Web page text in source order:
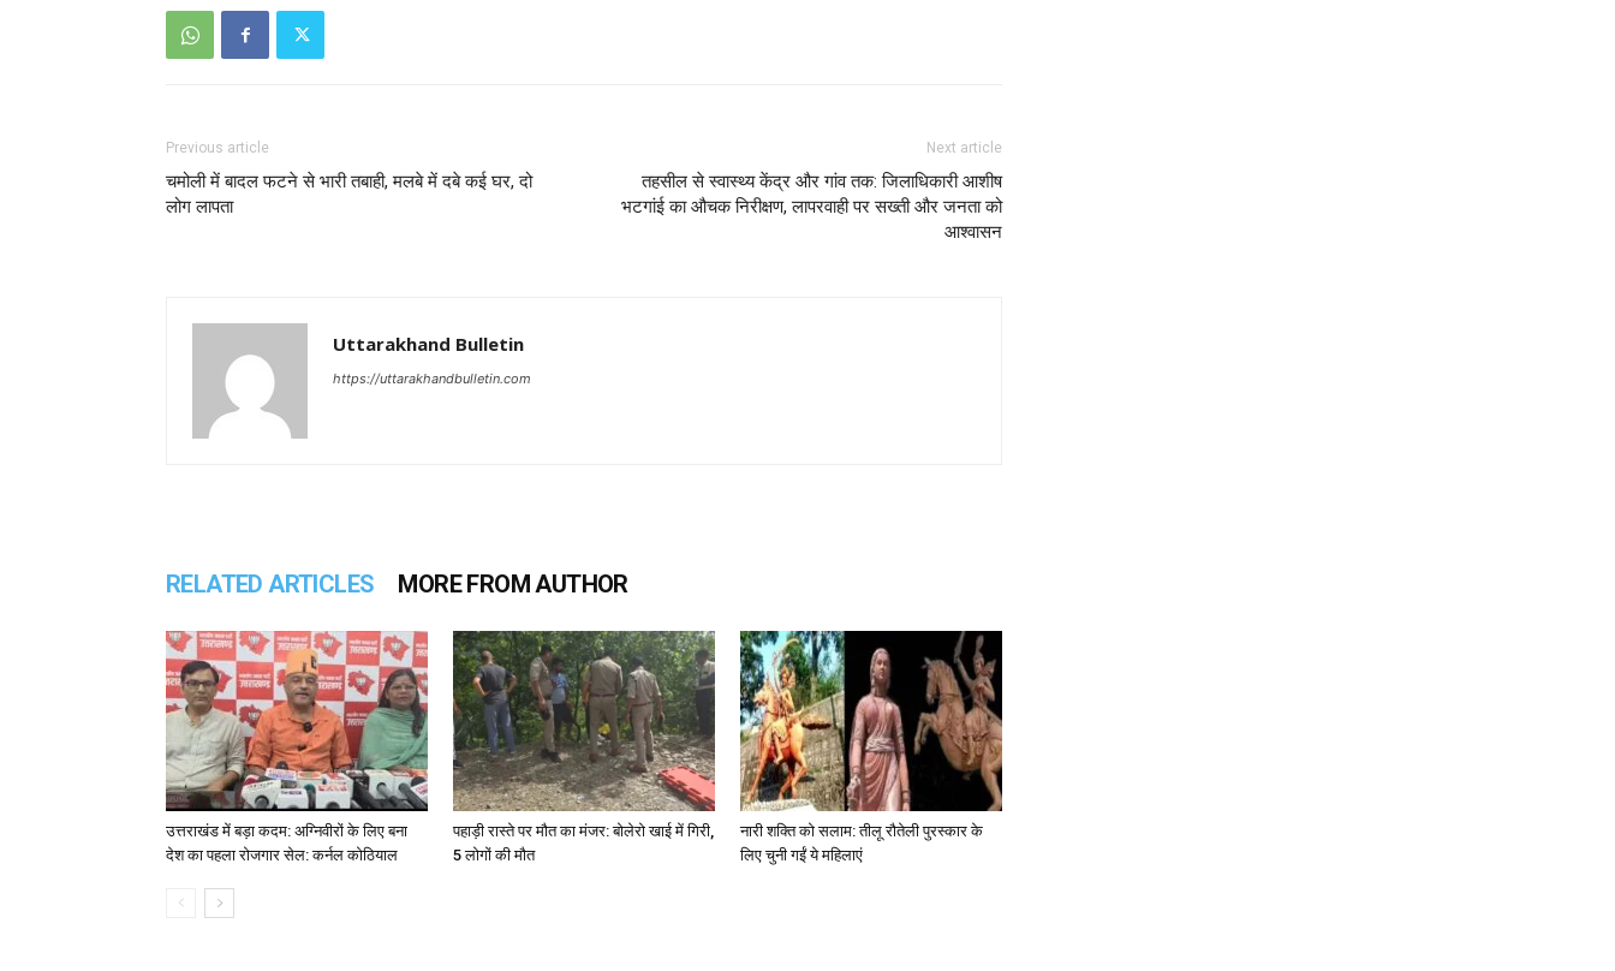
Previous article
चमोली में बादल फटने से भारी तबाही, मलबे में दबे कई घर, दो
लोग लापता
Next article
तहसील से स्वास्थ्य केंद्र और गांव तक: जिलाधिकारी आशीष
भटगांई का औचक निरीक्षण, लापरवाही पर सख्ती और जनता को
आश्वासन
Uttarakhand Bulletin
https://uttarakhandbulletin.com
RELATED ARTICLES MORE FROM AUTHOR
उत्तराखंड में बड़ा कदम: अग्निवीरों के लिए बना
देश का पहला रोजगार सेल: कर्नल कोठियाल
पहाड़ी रास्ते पर मौत का मंजर: बोलेरो खाई में गिरी,
5 लोगों की मौत
नारी शक्ति को सलाम: तीलू रौतेली पुरस्कार के
लिए चुनी गईं ये महिलाएं